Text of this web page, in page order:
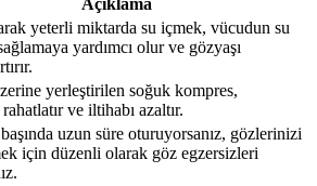
Açıklama
yeterli miktarda su içmek, vücudun su
yardımcı olur ve gözyaşı
yerleştirilen soğuk kompres,
ve iltihabı azaltır.
uzun süre oturuyorsanız, gözlerinizi
için düzenli olarak göz egzersizleri